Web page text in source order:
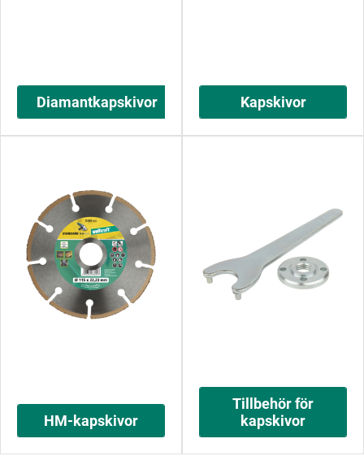
Diamantkapskivor Kapskivor
HM-kapskivor
Tillbehör för
kapskivor